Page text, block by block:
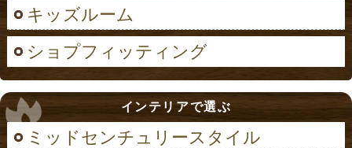
キッズルーム
ショプフィッティング
インテリアで選ぶ
ミッドセンチュリースタイル